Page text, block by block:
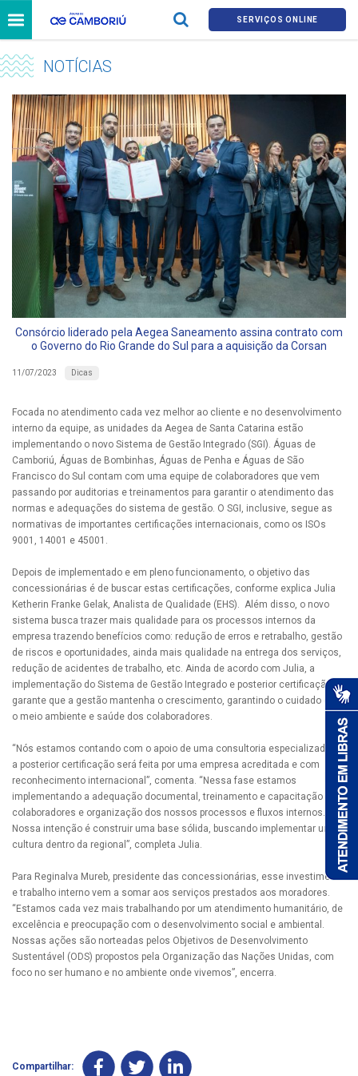
SERVIÇOS ONLINE
NOTÍCIAS
Consórcio liderado pela Aegea Saneamento assina contrato com
o Governo do Rio Grande do Sul para a aquisição da Corsan
11/07/2023 Dicas
Focada no atendimento cada vez melhor ao cliente e no desenvolvimento
interno da equipe, as unidades da Aegea de Santa Catarina estão
implementando o novo Sistema de Gestão Integrado (SGI). Águas de
Camboriú, Águas de Bombinhas, Águas de Penha e Águas de São
Francisco do Sul contam com uma equipe de colaboradores que vem
passando por auditorias e treinamentos para garantir o atendimento das
normas e adequações do sistema de gestão. O SGI, inclusive, segue as
normativas de importantes certificações internacionais, como os ISOs
9001, 14001 e 45001.
Depois de implementado e em pleno funcionamento, o objetivo das
concessionárias é de buscar estas certificações, conforme explica Julia
Ketherin Franke Gelak, Analista de Qualidade (EHS). Além disso, o novo
sistema busca trazer mais qualidade para os processos internos da
empresa trazendo benefícios como: redução de erros e retrabalho, gestão
de riscos e oportunidades, ainda mais qualidade na entrega dos serviços,
redução de acidentes de trabalho, etc. Ainda de acordo com Julia, a
implementação do Sistema de Gestão Integrado e posterior certificação
garante que a gestão mantenha o crescimento, garantindo o cuidado com
o meio ambiente e saúde dos colaboradores.
“Nós estamos contando com o apoio de uma consultoria especializada, e
a posterior certificação será feita por uma empresa acreditada e com
reconhecimento internacional”, comenta. “Nessa fase estamos
implementando a adequação documental, treinamento e capacitação dos
colaboradores e organização dos nossos processos e fluxos internos.
Nossa intenção é construir uma base sólida, buscando implementar uma
cultura dentro da regional”, completa Julia.
Para Reginalva Mureb, presidente das concessionárias, esse investimento
e trabalho interno vem a somar aos serviços prestados aos moradores.
“Estamos cada vez mais trabalhando por um atendimento humanitário, de
excelência e preocupação com o desenvolvimento social e ambiental.
Nossas ações são norteadas pelos Objetivos de Desenvolvimento
Sustentável (ODS) propostos pela Organização das Nações Unidas, com
foco no ser humano e no ambiente onde vivemos”, encerra.
Compartilhar: